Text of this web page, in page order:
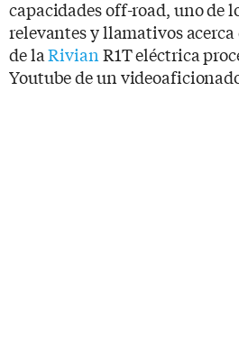
capacidades off-road, uno de
relevantes y llamativos
de laRivianR1T eléctrica
Youtube de un